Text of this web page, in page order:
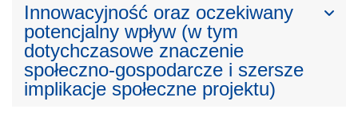
Innowacyjność oraz oczekiwany
potencjalny wpływ (w tym
dotychczasowe znaczenie
społeczno-gospodarcze i szersze
implikacje społeczne projektu)